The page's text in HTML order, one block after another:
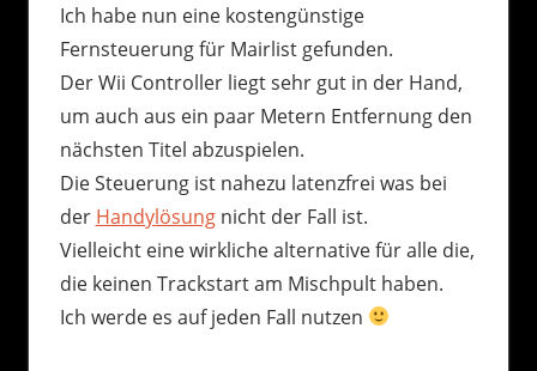
Ich habe nun eine kostengünstige
Fernsteuerung für Mairlist gefunden.
Der Wii Controller liegt sehr gut in der Hand,
um auch aus ein paar Metern Entfernung den
nächsten Titel abzuspielen.
Die Steuerung ist nahezu latenzfrei was bei
der Handylösungnicht der Fall ist.
Vielleicht eine wirkliche alternative für alle die,
die keinen Trackstart am Mischpult haben.
Ich werde es auf jeden Fall nutzen